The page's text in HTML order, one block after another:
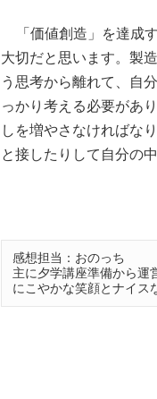
「価値創造」を達成
大切だと思います。製
う思考から離れて、自
っかり考える必要があ
しを増やさなければな
と接したりして自分の
感想担当：おのっち
主に夕学講座準備から運
にこやかな笑顔とナイス